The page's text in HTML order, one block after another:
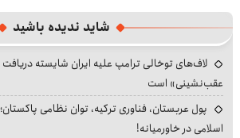
شاید ندیده باشید
لاف‌های توخالی ترامپ علیه ایران شایسته
عقب‌نشینی» است
پول عربستان، فناوری ترکیه، توان نظامی
اسلامی در خاورمیانه!